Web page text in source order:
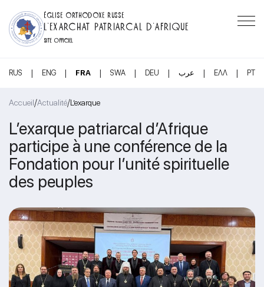
ÉGLISE ORTHODOXE RUSSE
L’EXARCHAT PATRIARCAL D’AFRIQUE
SITE OFFICIEL
RUS | ENG | FRA | SWA | DEU | عرب | ΕΛΛ | PT
Accueil/Actualité/L’exarque
L’exarque patriarcal d’Afrique
participe à une conférence de la
Fondation pour l’unité spirituelle
des peuples